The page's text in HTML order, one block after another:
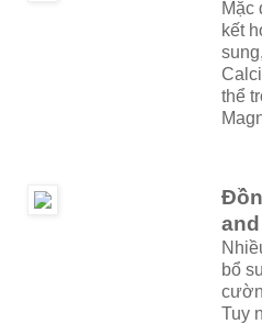
Mặc
kết
thể
bổ
Tuy